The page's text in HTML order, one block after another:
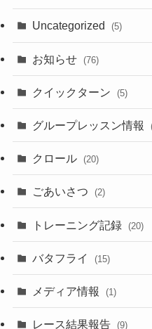
Uncategorized (5)
お知らせ (76)
クイックターン (5)
グループレッスン情報
クロール (20)
ごあいさつ (2)
トレーニング記録 (20)
バタフライ (15)
メディア情報 (1)
レース結果報告 (9)